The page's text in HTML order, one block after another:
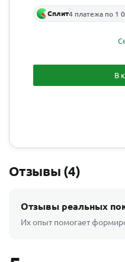
Сплит4 платежа по 1
В
Отзывы (4)
Отзывы реальных
Их опыт помогает